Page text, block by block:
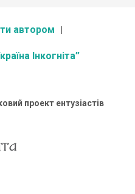
автором
Інкогніта”
проект ентузіастів